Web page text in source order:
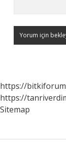
https://
https://
Sitemap